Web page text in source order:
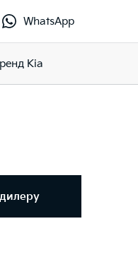
WhatsApp
Kia